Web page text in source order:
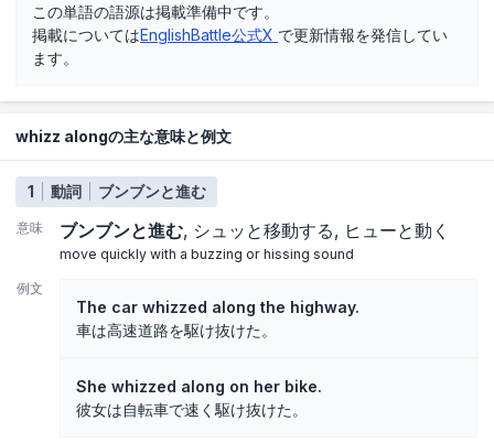
この単語の語源は掲載準備中です。
掲載についてはEnglishBattle公式X で更新情報を発信してい
ます。
whizz alongの主な意味と例文
1 動詞 ブンブンと進む
意味 ブンブンと進む シュッと移動する ヒューと動く
move quickly with a buzzing or hissing sound
例文
The car whizzed along the highway.
車は高速道路を駆け抜けた。
She whizzed along on her bike.
彼女は自転車で速く駆け抜けた。